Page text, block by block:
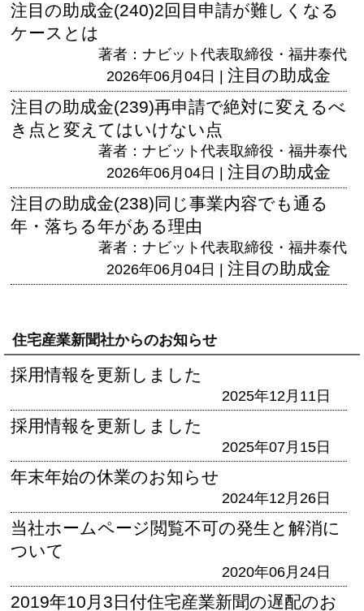
注目の助成金(240)2回目申請が難しくなる
ケースとは
著者：ナビット代表取締役・福井泰代
2026年06月04日 | 注目の助成金
注目の助成金(239)再申請で絶対に変えるべ
き点と変えてはいけない点
著者：ナビット代表取締役・福井泰代
2026年06月04日 | 注目の助成金
注目の助成金(238)同じ事業内容でも通る
年・落ちる年がある理由
著者：ナビット代表取締役・福井泰代
2026年06月04日 | 注目の助成金
住宅産業新聞社からのお知らせ
採用情報を更新しました
2025年12月11日
採用情報を更新しました
2025年07月15日
年末年始の休業のお知らせ
2024年12月26日
当社ホームページ閲覧不可の発生と解消に
ついて
2020年06月24日
2019年10月3日付住宅産業新聞の遅配のお